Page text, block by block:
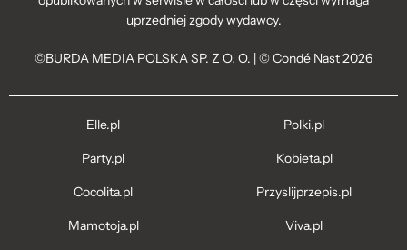
uprzedniej zgody wydawcy.
©BURDA MEDIA POLSKA SP. Z O. O. | © Condé Nast 2026
Elle.pl
Party.pl
Cocolita.pl
Mamotoja.pl
Polki.pl
Kobieta.pl
Przyslijprzepis.pl
Viva.pl